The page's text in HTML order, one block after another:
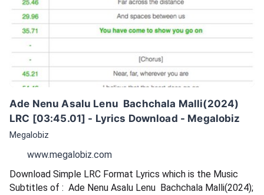
Ade Nenu Asalu Lenu  Bachchala Malli(2024)
LRC [03:45.01] - Lyrics Download - Megalobiz
Megalobiz
www.megalobiz.com
Download Simple LRC Format Lyrics which is the Music
Subtitles of :  Ade Nenu Asalu Lenu  Bachchala Malli(2024);